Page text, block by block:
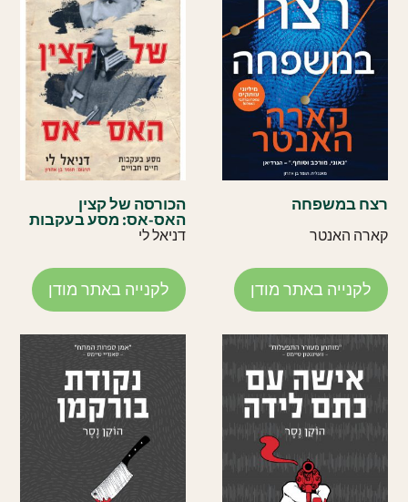
רצח במשפחה
קארה האנטר
לקנייה באתר מודן
הכורסה של קצין
האס-אס: מסע בעקבות
חיים חבויים
דניאל לי
לקנייה באתר מודן